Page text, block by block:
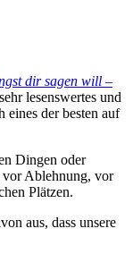
dir sagen will –
lesenswertes und
eines der besten auf
Dingen oder
vor Ablehnung, vor
Plätzen.
aus, dass unsere